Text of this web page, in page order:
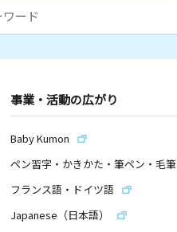
事業・活動の広がり
Baby Kumon
ペン習字・かきかた・筆ペン・毛筆
フランス語・ドイツ語
Japanese（日本語）